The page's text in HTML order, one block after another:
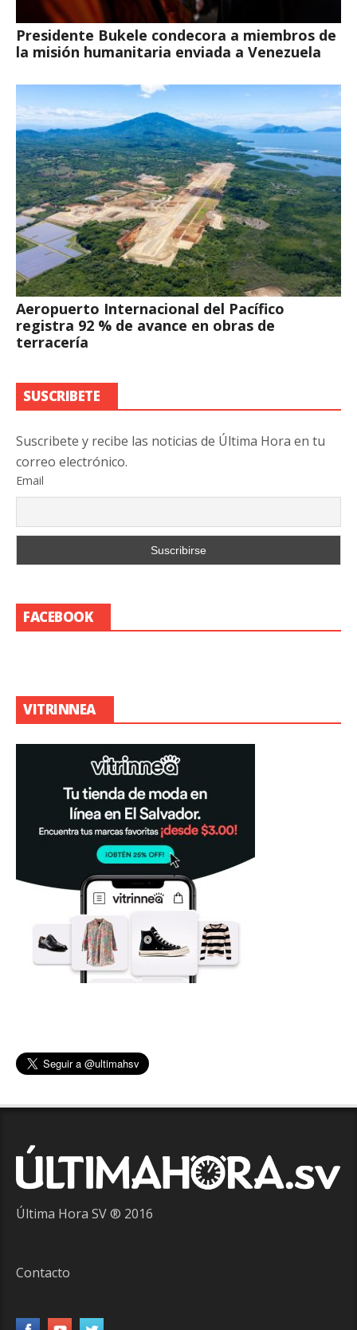
Presidente Bukele condecora a miembros de
la misión humanitaria enviada a Venezuela
Aeropuerto Internacional del Pacífico
registra 92 % de avance en obras de
terracería
SUSCRIBETE
Suscribete y recibe las noticias de Última Hora en tu
correo electrónico.
Email
FACEBOOK
VITRINNEA
Última Hora SV ® 2016
Contacto